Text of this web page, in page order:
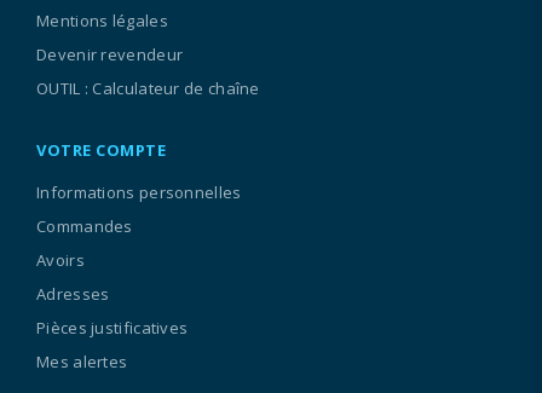
Mentions légales
Devenir revendeur
OUTIL : Calculateur de chaîne
VOTRE COMPTE
Informations personnelles
Commandes
Avoirs
Adresses
Pièces justificatives
Mes alertes